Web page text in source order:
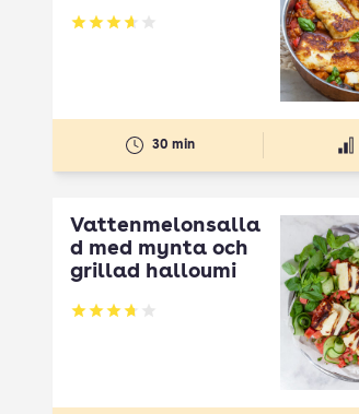
Betyg: 3.64 av 5
30 min
Vattenmelonsalla
d med mynta och
grillad halloumi
Betyg: 3.72 av 5